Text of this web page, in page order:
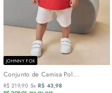
JOHNNY FOX
Conjunto de Camisa Pol...
R$ 219,90 5x R$ 43,98